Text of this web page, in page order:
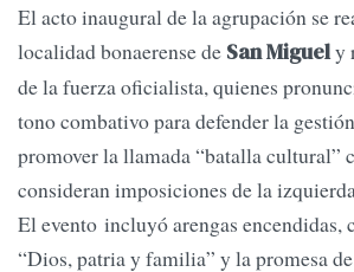
El acto inaugural de la agrupación se
localidad bonaerense de San Miguely
de la fuerza oficialista, quienes
tono combativo para defender la
promover la llamada “batalla cultural”
consideran imposiciones de la
El evento incluyó arengas encendidas,
“Dios, patria y familia” y la promesa